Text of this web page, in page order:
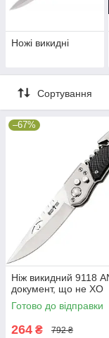
Ножі викидні
Сортування
–67%
Ніж викидний 9118
документ, що не ХО
Готово до відправки
264 ₴ 792 ₴